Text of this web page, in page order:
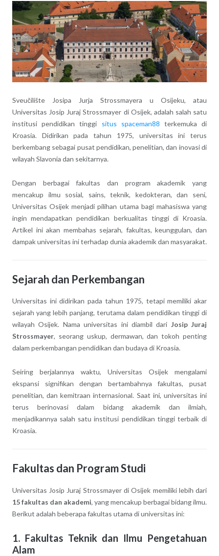
Sveučilište Josipa Jurja Strossmayera u Osijeku, atau
Universitas Josip Juraj Strossmayer di Osijek, adalah salah satu
institusi pendidikan tinggi situs spaceman88 terkemuka di
Kroasia. Didirikan pada tahun 1975, universitas ini terus
berkembang sebagai pusat pendidikan, penelitian, dan inovasi di
wilayah Slavonia dan sekitarnya.
Dengan berbagai fakultas dan program akademik yang
mencakup ilmu sosial, sains, teknik, kedokteran, dan seni,
Universitas Osijek menjadi pilihan utama bagi mahasiswa yang
ingin mendapatkan pendidikan berkualitas tinggi di Kroasia.
Artikel ini akan membahas sejarah, fakultas, keunggulan, dan
dampak universitas ini terhadap dunia akademik dan masyarakat.
Sejarah dan Perkembangan
Universitas ini didirikan pada tahun 1975, tetapi memiliki akar
sejarah yang lebih panjang, terutama dalam pendidikan tinggi di
wilayah Osijek. Nama universitas ini diambil dari Josip Juraj
Strossmayer, seorang uskup, dermawan, dan tokoh penting
dalam perkembangan pendidikan dan budaya di Kroasia.
Seiring berjalannya waktu, Universitas Osijek mengalami
ekspansi signifikan dengan bertambahnya fakultas, pusat
penelitian, dan kemitraan internasional. Saat ini, universitas ini
terus berinovasi dalam bidang akademik dan ilmiah,
menjadikannya salah satu institusi pendidikan tinggi terbaik di
Kroasia.
Fakultas dan Program Studi
Universitas Josip Juraj Strossmayer di Osijek memiliki lebih dari
15 fakultas dan akademi, yang mencakup berbagai bidang ilmu.
Berikut adalah beberapa fakultas utama di universitas ini:
1. Fakultas Teknik dan Ilmu Pengetahuan
Alam